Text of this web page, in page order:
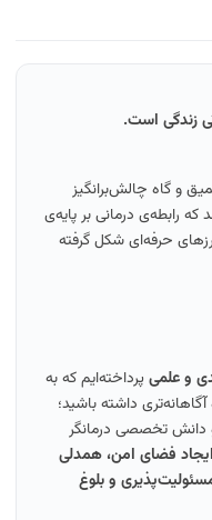
زندگی است.
و گاه چالش‌برانگیز
که رابطه‌ی درمانی بر پایه‌ی
حرفه‌ای شکل گرفته
پرداخته‌ایم که به
داشته باشید؛
دانش تخصصی درمانگر
ایجاد فضای امن، همدلی
و بلوغ